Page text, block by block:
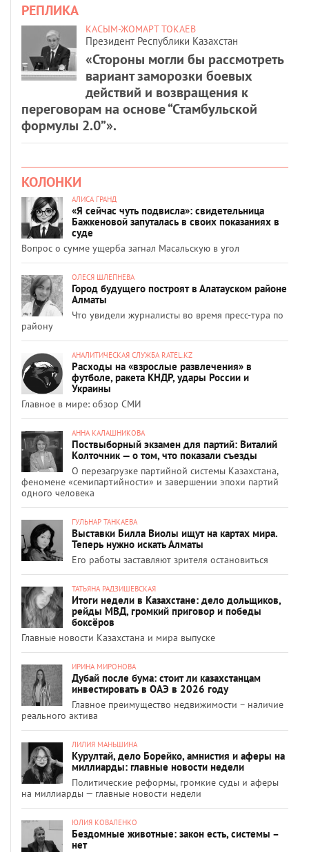
РЕПЛИКА
КАСЫМ-ЖОМАРТ ТОКАЕВ
Президент Республики Казахстан
«Стороны могли бы рассмотреть
вариант заморозки боевых
действий и возвращения к
переговорам на основе “Стамбульской
формулы 2.0”».
КОЛОНКИ
АЛИСА ГРАНД
«Я сейчас чуть подвисла»: свидетельница
Бажкеновой запуталась в своих показаниях в
суде
Вопрос о сумме ущерба загнал Масальскую в угол
ОЛЕСЯ ШЛЕПНЕВА
Город будущего построят в Алатауском районе
Алматы
Что увидели журналисты во время пресс-тура по
району
АНАЛИТИЧЕСКАЯ СЛУЖБА RATEL.KZ
Расходы на «взрослые развлечения» в
футболе, ракета КНДР, удары России и
Украины
Главное в мире: обзор СМИ
АННА КАЛАШНИКОВА
Поствыборный экзамен для партий: Виталий
Колточник — о том, что показали съезды
О перезагрузке партийной системы Казахстана,
феномене «семипартийности» и завершении эпохи партий
одного человека
ГУЛЬНАР ТАНКАЕВА
Выставки Билла Виолы ищут на картах мира.
Теперь нужно искать Алматы
Его работы заставляют зрителя остановиться
ТАТЬЯНА РАДЗИШЕВСКАЯ
Итоги недели в Казахстане: дело дольщиков,
рейды МВД, громкий приговор и победы
боксёров
Главные новости Казахстана и мира выпуске
ИРИНА МИРОНОВА
Дубай после бума: стоит ли казахстанцам
инвестировать в ОАЭ в 2026 году
Главное преимущество недвижимости – наличие
реального актива
ЛИЛИЯ МАНЬШИНА
Курултай, дело Борейко, амнистия и аферы на
миллиарды: главные новости недели
Политические реформы, громкие суды и аферы
на миллиарды — главные новости недели
ЮЛИЯ КОВАЛЕНКО
Бездомные животные: закон есть, системы –
нет